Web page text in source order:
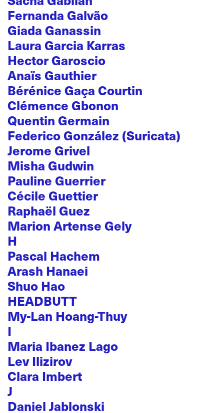
Fernanda Galvão
Giada Ganassin
Laura Garcia Karras
Hector Garoscio
Anaïs Gauthier
Bérénice Gaça Courtin
Clémence Gbonon
Quentin Germain
Federico González (Suricata)
Jerome Grivel
Misha Gudwin
Pauline Guerrier
Cécile Guettier
Raphaël Guez
Marion Artense Gely
H
Pascal Hachem
Arash Hanaei
Shuo Hao
HEADBUTT
My-Lan Hoang-Thuy
I
Maria Ibanez Lago
Lev Ilizirov
Clara Imbert
J
Daniel Jablonski